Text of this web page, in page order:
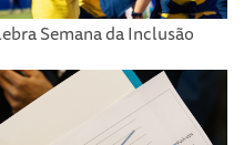
Semana da Inclusão